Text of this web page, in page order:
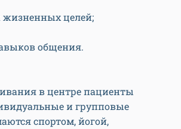
жизненных целей;
общения.
в центре пациенты
и групповые
спортом, йогой,